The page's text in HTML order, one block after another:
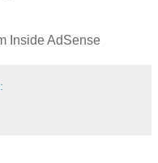
Inside AdSense